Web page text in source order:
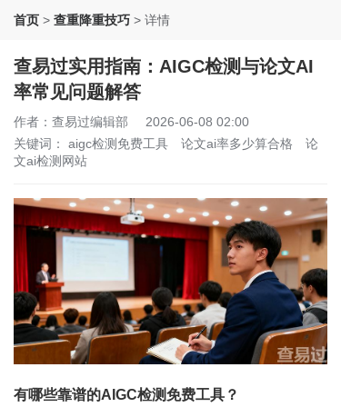
首页 > 查重降重技巧 > 详情
查易过实用指南：AIGC检测与论文AI
率常见问题解答
作者：查易过编辑部
2026-06-08 02:00
关键词： aigc检测免费工具 论文ai率多少算合格
论
文ai检测网站
有哪些靠谱的AIGC检测免费工具？